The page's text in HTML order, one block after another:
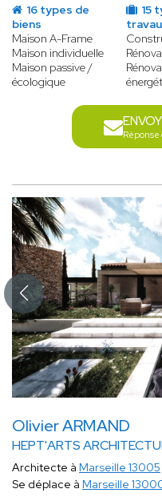
16 types de
biens
Maison A-Frame
Maison individuelle
Maison passive /
écologique
15
Réponse
Olivier ARMAND
HEPT'ARTS
Architecte à Marseille 13005
Se déplace à Marseille